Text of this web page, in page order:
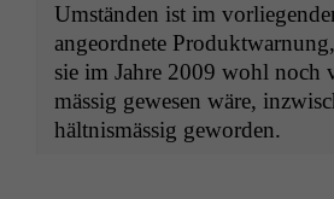
Umstän­den ist im
ange­ord­nete
sie im Jahre 2009 wohl noch
mäs­sig gewe­sen wäre,
hält­nis­mäs­sig geworden.